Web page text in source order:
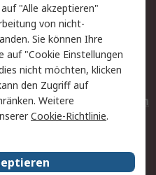
Datenschutz
Zahlungsbedingungen
Entsorgung
Elektrogeräte/Batterien
RS weltweit
"Alle akzeptieren"
von nicht-
Sie können Ihre
auf "Cookie Einstellungen
nicht möchten, klicken
den Zugriff auf
Weitere
Cookie-Richtlinie.